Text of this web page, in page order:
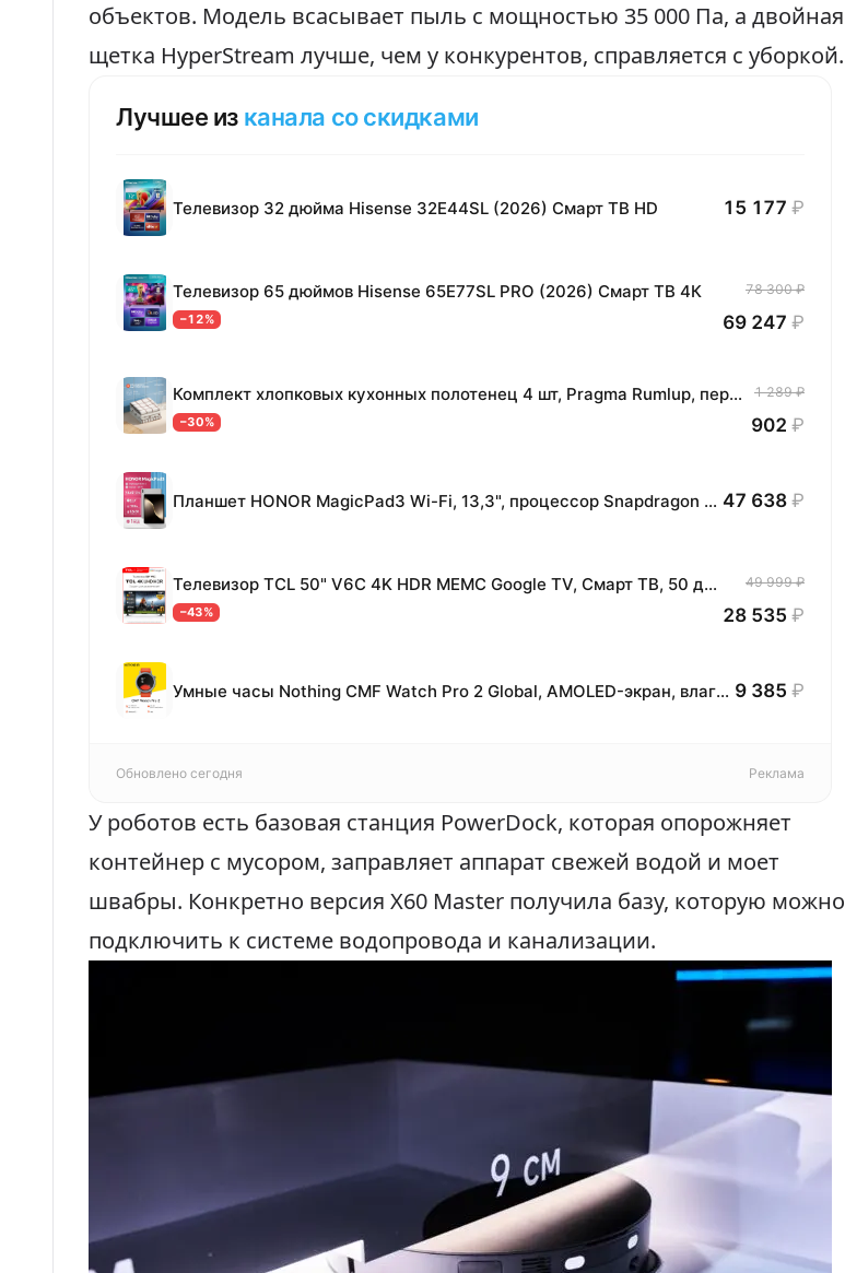
объектов. Модель всасывает пыль с мощностью 35 000 Па, а двойная
щетка HyperStream лучше, чем у конкурентов, справляется с уборкой.
Лучшее из канала со скидками
Телевизор 32 дюйма Hisense 32E44SL (2026) Смарт ТВ HD 15 177 ₽
Телевизор 65 дюймов Hisense 65E77SL PRO (2026) Смарт ТВ 4К
−12%
78 300 ₽
69 247 ₽
Комплект хлопковых кухонных полотенец 4 шт, Pragma Rumlup, переменчивый белый
−30%
1 289 ₽
902 ₽
Планшет HONOR MagicPad3 Wi-Fi, 13,3", процессор Snapdragon 8, 16ГБ/512ГБ, EU 47 638 ₽
Телевизор TCL 50" V6C 4K HDR MEMC Google TV, Смарт ТВ, 50 дюймов
−43%
49 999 ₽
28 535 ₽
Умные часы Nothing CMF Watch Pro 2 Global, AMOLED-экран, влагозащита IP68, оранжевый 9 385 ₽
Обновлено сегодня Реклама
У роботов есть базовая станция PowerDock, которая опорожняет
контейнер с мусором, заправляет аппарат свежей водой и моет
швабры. Конкретно версия X60 Master получила базу, которую можно
подключить к системе водопровода и канализации.